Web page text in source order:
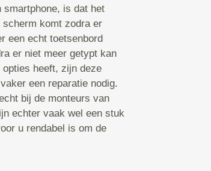
is dat het
scherm komt zodra er
een echt toetsenbord
er niet meer getypt kan
heeft, zijn deze
een reparatie nodig.
bij de monteurs van
echter vaak wel een stuk
u rendabel is om de